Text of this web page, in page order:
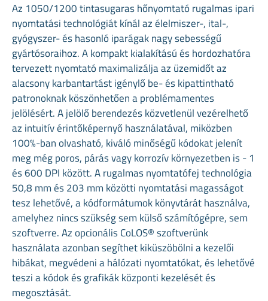
Az 1050/1200 tintasugaras hőnyomtató rugalmas ipari
nyomtatási technológiát kínál az élelmiszer-, ital-,
gyógyszer- és hasonló iparágak nagy sebességű
gyártósoraihoz. A kompakt kialakítású és hordozhatóra
tervezett nyomtató maximalizálja az üzemidőt az
alacsony karbantartást igénylő be- és kipattintható
patronoknak köszönhetően a problémamentes
jelölésért. A jelölő berendezés közvetlenül vezérelhető
az intuitív érintőképernyő használatával, miközben
100%-ban olvasható, kiváló minőségű kódokat jelenít
meg még poros, párás vagy korrozív környezetben is - 1
és 600 DPI között. A rugalmas nyomtatófej technológia
50,8 mm és 203 mm közötti nyomtatási magasságot
tesz lehetővé, a kódformátumok könyvtárát használva,
amelyhez nincs szükség sem külső számítógépre, sem
szoftverre. Az opcionális CoLOS® szoftverünk
használata azonban segíthet kiküszöbölni a kezelői
hibákat, megvédeni a hálózati nyomtatókat, és lehetővé
teszi a kódok és grafikák központi kezelését és
megosztását.